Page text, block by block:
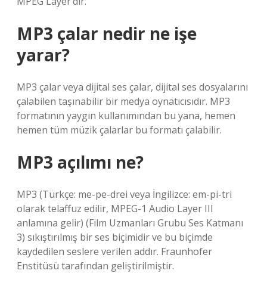
MP3 çalar nedir ne işe
yarar?
MP3 çalar veya dijital ses çalar, dijital ses dosyalarını
çalabilen taşınabilir bir medya oynatıcısıdır. MP3
formatının yaygın kullanımından bu yana, hemen
hemen tüm müzik çalarlar bu formatı çalabilir.
MP3 açılımı ne?
MP3 (Türkçe: me-pe-drei veya İngilizce: em-pi-tri
olarak telaffuz edilir, MPEG-1 Audio Layer III
anlamına gelir) (Film Uzmanları Grubu Ses Katmanı
3) sıkıştırılmış bir ses biçimidir ve bu biçimde
kaydedilen seslere verilen addır. Fraunhofer
Enstitüsü tarafından geliştirilmiştir.